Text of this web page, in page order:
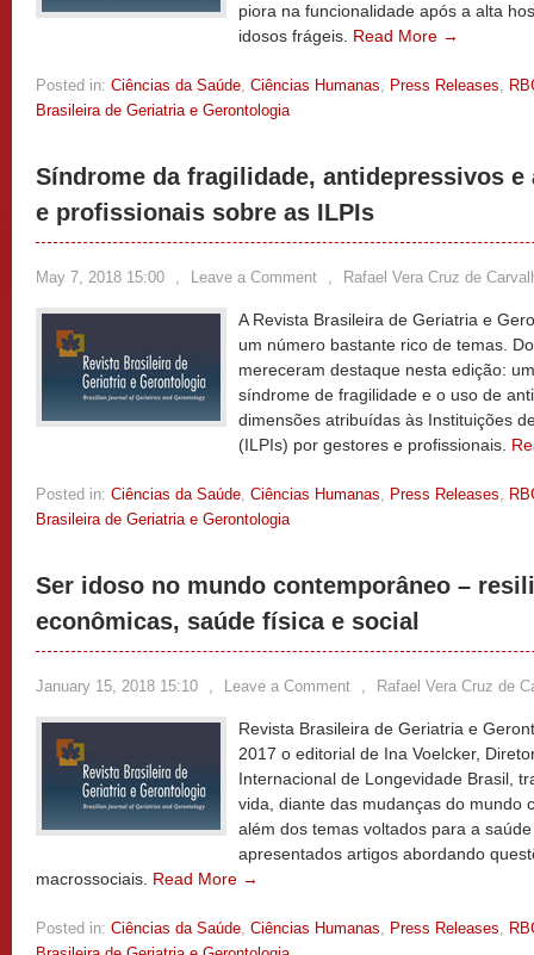
piora na funcionalidade após a alta
idosos frágeis. Read More →
Posted in: Ciências da Saúde, Ciências Humanas, Press Releases,
Brasileira de Geriatria e Gerontologia
Síndrome da fragilidade, antidepressivos e
e profissionais sobre as ILPIs
May 7, 2018 15:00 , Leave a Comment , Rafael Vera Cruz de
A Revista Brasileira de Geriatria e
um número bastante rico de temas.
mereceram destaque nesta edição:
síndrome de fragilidade e o uso de
dimensões atribuídas às Instituições
(ILPIs) por gestores e profissionais.
Posted in: Ciências da Saúde, Ciências Humanas, Press Releases,
Brasileira de Geriatria e Gerontologia
Ser idoso no mundo contemporâneo –
econômicas, saúde física e social
January 15, 2018 15:10 , Leave a Comment , Rafael Vera Cruz de
Revista Brasileira de Geriatria e
2017 o editorial de Ina Voelcker,
Internacional de Longevidade Brasil,
vida, diante das mudanças do mundo
além dos temas voltados para a
apresentados artigos abordando
macrossociais. Read More →
Posted in: Ciências da Saúde, Ciências Humanas, Press Releases,